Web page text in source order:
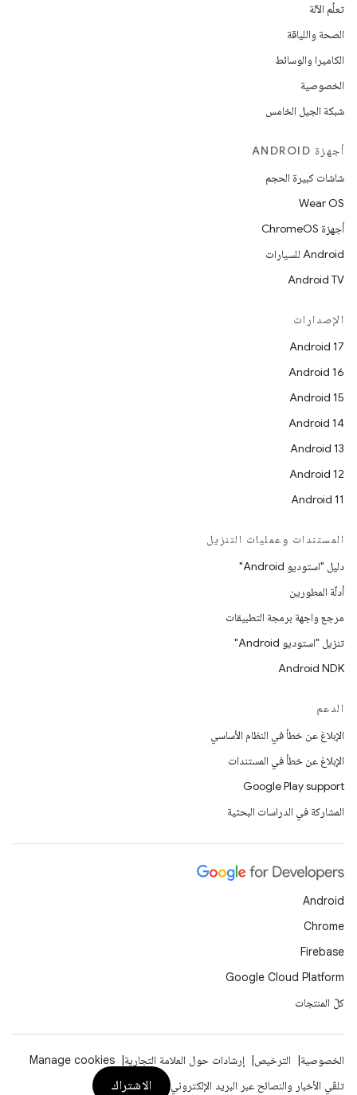
تعلُم الآلة
الصحة واللياقة
الكاميرا والوسائط
الخصوصية
شبكة الجيل الخامس
أجهزة ANDROID
شاشات كبيرة الحجم
Wear OS
أجهزة ChromeOS
Android للسيارات
Android TV
الإصدارات
Android 17
Android 16
Android 15
Android 14
Android 13
Android 12
Android 11
المستندات وعمليات التنزيل
دليل "استوديو Android"
أدلّة المطورين
مرجع واجهة برمجة التطبيقات
تنزيل "استوديو Android"
Android NDK
الدعم
الإبلاغ عن خطأ في النظام الأساسي
الإبلاغ عن خطأ في المستندات
Google Play support
المشاركة في الدراسات البحثية
Android
Chrome
Firebase
Google Cloud Platform
كلّ المنتجات
الخصوصية الترخيص إرشادات حول العلامة التجارية
Manage cookies
تلقّي الأخبار والنصائح عبر البريد الإلكتروني
الاشتراك